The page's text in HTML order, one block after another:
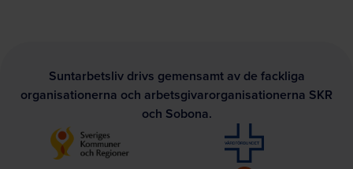
Suntarbetsliv drivs gemensamt av de fackliga
organisationerna och arbetsgivarorganisationerna SKR
och Sobona.